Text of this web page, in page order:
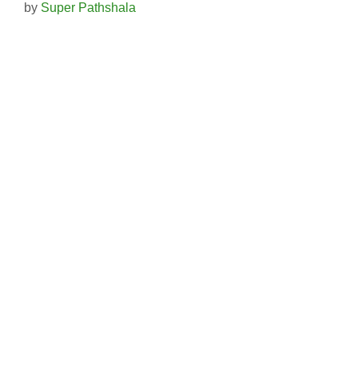
by Super Pathshala